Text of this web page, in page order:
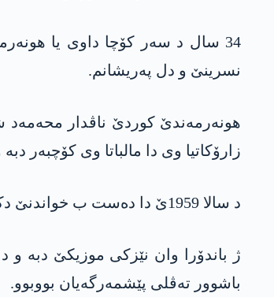
34 سال د سەر کۆچا داوی یا
نسرینێ و دل پەریشانم.
زارۆکاتیا وی دا مالباتا وی
د سالا 1959ێ دا دەست ب خواندنێ دکە، د سالێن خوە یێن دبستانێ دا محەمەد شێخۆ گەلەک ھونەرمەندێن کورد ناس دکرن.
باشوور تەڤلی پێشمەرگەیان بووبوو.